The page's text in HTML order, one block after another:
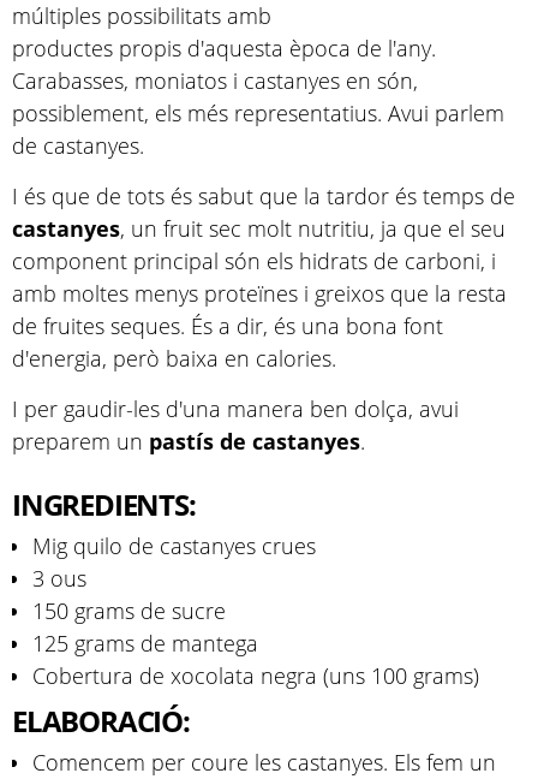
múltiples possibilitats amb
productes propis d'aquesta època de l'any.
Carabasses, moniatos i castanyes en són,
possiblement, els més representatius. Avui parlem
de castanyes.
I és que de tots és sabut que la tardor és temps de
castanyes, un fruit sec molt nutritiu, ja que el seu
component principal són els hidrats de carboni, i
amb moltes menys proteïnes i greixos que la resta
de fruites seques. És a dir, és una bona font
d'energia, però baixa en calories.
I per gaudir-les d'una manera ben dolça, avui
preparem un pastís de castanyes.
INGREDIENTS:
Mig quilo de castanyes crues
3 ous
150 grams de sucre
125 grams de mantega
Cobertura de xocolata negra (uns 100 grams)
ELABORACIÓ:
Comencem per coure les castanyes. Els fem un